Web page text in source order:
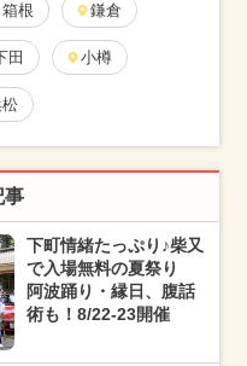
箱根 鎌倉
田 小樽
事
下町情緒たっぷり♪柴又
で入場無料の夏祭り
阿波踊り・縁日、腹話
術も！8/22-23開催